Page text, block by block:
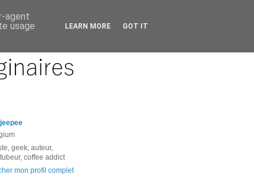
jeepee
geek, auteur,
coffee addict
mon profil complet
agent
usage
LEARN MORE GOT IT